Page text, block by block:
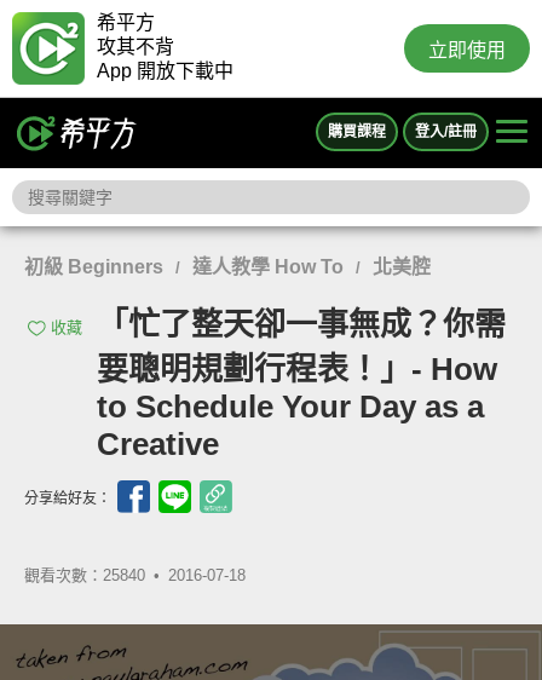
希平方
攻其不背
App 開放下載中
立即使用
購買課程 登入/註冊
初級 Beginners / 達人教學 How To / 北美腔
收藏
「忙了整天卻一事無成？你需
要聰明規劃行程表！」- How
to Schedule Your Day as a
Creative
分享給好友：
觀看次數：25840 • 2016-07-18